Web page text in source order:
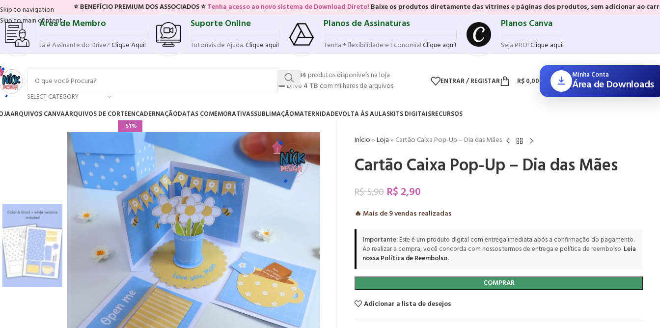
Skip to navigation
Skip to main content
⭐ BENEFÍCIO PREMIUM DOS ASSOCIADOS ⭐Tenha acesso ao novo sistema de Download Direto!Baixe os produtos diretamente das vitrines e páginas dos produtos, sem adicionar ao carrinho e sem
Área de Membro
Já é Assinante do Drive?Clique Aqui!
Suporte Online
Tutoriais de Ajuda.Clique aqui!
Planos de Assinaturas
Tenha + flexibilidade e Economia!Clique aqui!
Planos Canva
Seja PRO!Clique aqui!
SELECT CATEGORY
💥17.584 produtos disponíveis na loja
☁️ Drive 4 TB com milhares de arquivos ENTRAR / REGISTAR R$0,00
Minha Conta
Área de Downloads
ARQUIVOS CANVAARQUIVOS DE CORTEENCADERNAÇÃODATAS COMEMORATIVASSUBLIMAÇÃOMATERNIDADEVOLTA ÀS AULASKITS DIGITAISRECURSOS
-51%
Início»Loja» Cartão Caixa Pop-Up – Dia das Mães
Cartão Caixa Pop-Up – Dia das Mães
R$5,90 R$ 2,90
🔥 Mais de9vendas realizadas
Importante:Este é um produto digital com entrega imediata após a confirmação do pagamento.
Ao realizar a compra, você concorda com nossos termos de entrega e política de reembolso.Leia
nossa Política de Reembolso.
COMPRAR
Adicionar a lista de desejos